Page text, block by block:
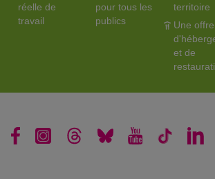
réelle de
travail
pour tous les
publics
territoire
Une offre
et de